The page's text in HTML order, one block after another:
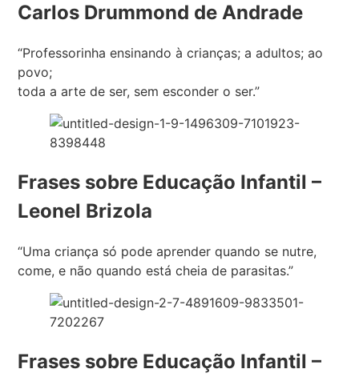
Carlos Drummond de Andrade
“Professorinha ensinando à crianças; a adultos; ao
povo;
toda a arte de ser, sem esconder o ser.”
Frases sobre Educação Infantil –
Leonel Brizola
“Uma criança só pode aprender quando se nutre,
come, e não quando está cheia de parasitas.”
Frases sobre Educação Infantil –